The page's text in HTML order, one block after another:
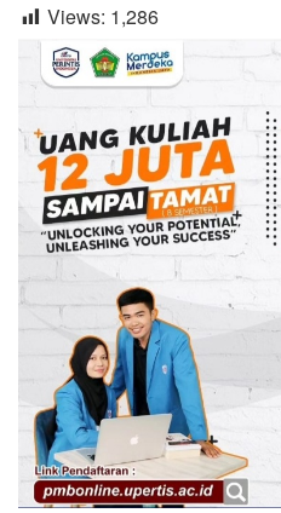
Views: 1,286